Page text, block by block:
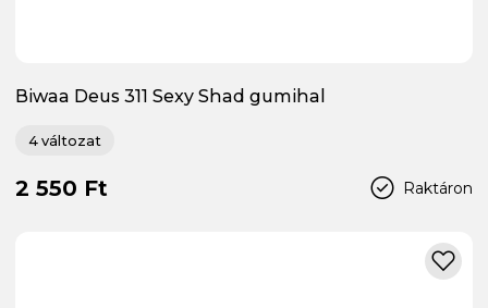
Biwaa Deus 311 Sexy Shad gumihal
4 változat
Raktáron
2 550 Ft